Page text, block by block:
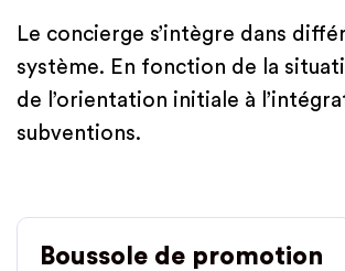
Le concierge s’intègre dans
système. En fonction de la
de l’orientation initiale à
subventions.
Boussole de promotion